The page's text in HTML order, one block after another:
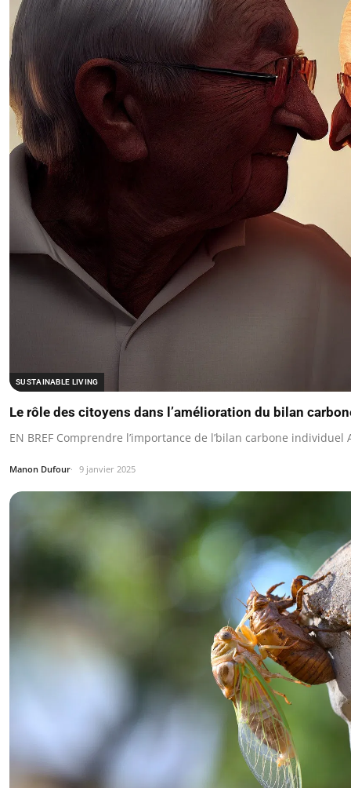
SUSTAINABLE LIVING
Le rôle des citoyens dans l’amélioration du bilan
EN BREF Comprendre l’importance de l’bilan carbone
Manon Dufour 9 janvier 2025